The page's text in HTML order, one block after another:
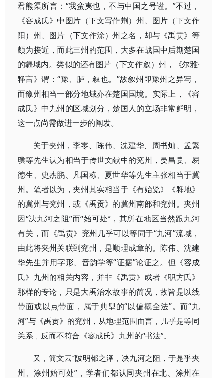
君熊渠所言：“我蛮夷也，不与中国之号谥。”不过，
《容成氏》中图片（下文写作荆）州、图片（下文作
阳）州、图片（下文作涂）州之名，却与《禹贡》等
颇为接近，而此三州的范围，大多在战国中后期楚国
的疆域内。类似的还有图片（下文作叙）州，《尔雅·
释言》谓：“豫、胪，叙也。”故叙州即豫州之异写，
而豫州相当一部分地域亦在楚国国境。实际上，《容
成氏》中九州的区域划分，楚国人的立场非常鲜明，
这一点尚需做进一步的阐发。
关于夹州，李零、陈伟、沈建华、周书灿、孟繁
璞等先生认为相当于传世文献中的兖州，晏昌贵、易
德生、史杰鹏、凡国栋、夏世华等先生主张相当于冀
州。笔者以为，夹州其实相当于《有始览》《释地》
的冀州与兖州，或《禹贡》的冀州南部和兖州。夹州
因“决九河之阻”而“始可处”，其所在地区当然跟九河
有关，而《禹贡》兖州几乎可以等同于“九河”流域，
由此将夹州关联到兖州，是顺理成章的。陈伟、沈建
华先生并用字形、音韵学等“证据”论证之。但《容成
氏》九州的相关内容，并非《禹贡》或者《职方氏》
那样的专论，只是大禹治水故事的简况，故皆是以线
带面或以点带面，属于典型的“以偏概全法”。而“九
河”与《禹贡》的兖州，从地理范围而言，几乎是等同
关系，反而不符合《容成氏》九州的“书法”。
又，简文云“陂明都之泽，决九河之阻，于是乎夹
州、涂州始可处”，学者们都认同夹州在北、涂州在